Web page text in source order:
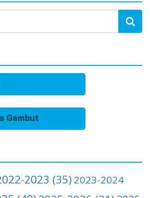
Gambut
2023 (35) 2023-2024